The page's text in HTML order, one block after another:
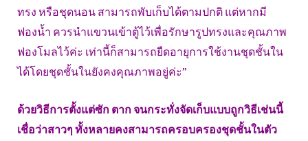
ทรง หรือชุดนอน สามารถพับเก็บได้ตามปกติ แต่หากมี
ฟองน้ำ ควรนำแขวนเข้าตู้ไว้เพื่อรักษารูปทรงและคุณภาพ
ฟองโมลไว้ค่ะ เท่านี้ก็สามารถยืดอายุการใช้งานชุดชั้นใน
ได้โดยชุดชั้นในยังคงคุณภาพอยู่ค่ะ”
ด้วยวิธีการตั้งแต่ซัก ตาก จนกระทั่งจัดเก็บแบบถูกวิธีเช่นนี้
เชื่อว่าสาวๆ ทั้งหลายคงสามารถครอบครองชุดชั้นในตัว